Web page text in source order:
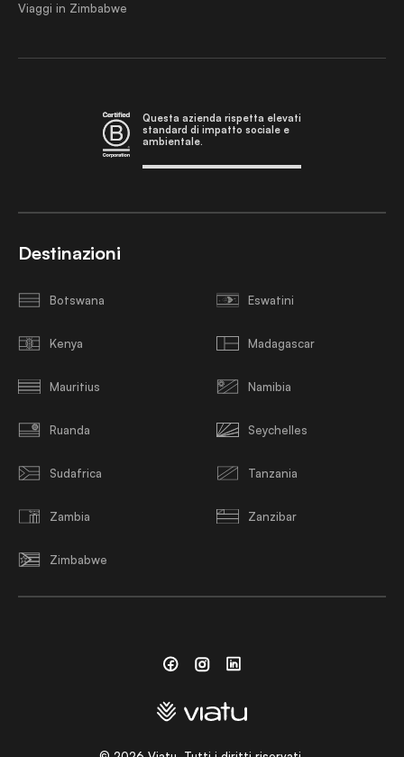
Viaggi in Zimbabwe
Questa azienda rispetta elevati
standard di impatto sociale e
ambientale.
Destinazioni
Botswana Eswatini
Kenya Madagascar
Mauritius Namibia
Ruanda Seychelles
Sudafrica Tanzania
Zambia Zanzibar
Zimbabwe
FacebookInstagramLinkedin